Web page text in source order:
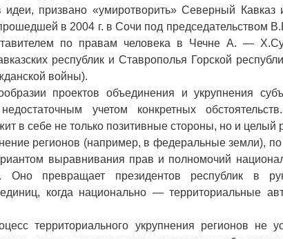
призвано «умиротворить» Северный Кавказ
в 2004 г. в Сочи под председательством
по правам человека в Чечне А. —
республик и Ставрополья Горской
войны).
проектов объединения и укрупнения
учетом конкретных
в себе не только позитивные стороны, но и целый
регионов (например, в федеральные земли),
выравнивания прав и полномочий
Оно превращает президентов республик в
когда национально — территориальные
территориального укрупнения регионов не